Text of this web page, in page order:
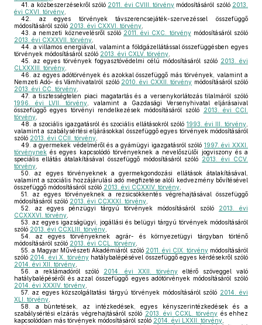
41. a közbeszerzésekről szóló 2011. évi CVIII. törvény módosításáról szóló 2013.
évi CXVI. törvény
42.
az egyes törvények távszerencsejáték-szervezéssel összefüggő
módosításáról szóló 2013. évi CXXVI. törvény
43.
a nemzeti köznevelésről szóló 2011. évi CXC. törvénymódosításáról szóló
2013. évi CXXXVII. törvény
44.
a villamos energiával, valamint a földgázellátással összefüggésben egyes
törvények módosításáról szóló 2013. évi CXLV. törvény
45.
az egyes törvények fogyasztóvédelmi célú módosításáról szóló 2013. évi
CLXXXIII. törvény
46.
az egyes adótörvények és azokkal összefüggő más törvények, valamint a
Nemzeti Adó- és Vámhivatalról szóló 2010. évi CXXII. törvény módosításáról szóló
2013. évi CC. törvény
47.
a tisztességtelen piaci magatartás és a versenykorlátozás tilalmáról szóló
1996. évi LVII. törvény , valamint a Gazdasági Versenyhivatal eljárásaival
összefüggő egyes törvényi rendelkezések módosításáról szóló
2013. évi CCI.
törvény
48.
a szociális igazgatásról és szociális ellátásokról szóló1993. évi III. törvény
valamint a szabálysértési eljárásokkal összefüggő egyes törvények módosításáról
szóló 2013. évi CCII. törvény
49.
a gyermekek védelméről és a gyámügyi igazgatásról szóló 1997. évi XXXI.
törvénynek és egyes kapcsolódó törvényeknek a nevelőszülői jogviszony és a
speciális ellátás átalakításával összefüggő módosításáról szóló 2013. évi CCV.
törvény
50.
az egyes törvényeknek a gyermekgondozási ellátások átalakításával,
valamint a szociális hozzájárulási adó megfizetése alóli kedvezmény bővítésével
összefüggő módosításáról szóló 2013. évi CCXXIV. törvény
51.
az egyes törvényeknek a rezsicsökkentés végrehajtásával összefüggő
módosításáról szóló 2013. évi CCXXXI. törvény
52.
az egyes pénzügyi tárgyú törvények módosításáról szóló 2013. évi
CCXXXVI. törvény
53.
az egyes igazságügyi, jogállási és belügyi tárgyú törvények módosításáról
szóló 2013. évi CCXLIII. törvény
54.
az egyes törvényeknek agrár- és környezetügyi tárgyban történő
módosításáról szóló 2013. évi CCL. törvény
55. a Magyar Művészeti Akadémiáról szóló 2011. évi CIX. törvénymódosításáról
szóló 2014. évi X. törvényhatálybalépésével összefüggő egyes kérdésekről szóló
2014. évi XII. törvény
56.
a reklámadóról szóló 2014. évi XXII. törvény eltérő szöveggel való
hatálybalépéséről és azzal összefüggő egyes adótörvények módosításáról szóló
2014. évi XXXIV. törvény
57.
az egyes közszolgáltatási tárgyú törvények módosításáról szóló 2014. évi
XLI. törvény
58.
a büntetések, az intézkedések, egyes kényszerintézkedések és a
szabálysértési elzárás végrehajtásáról szóló 2013. évi CCXL. törvény és ehhez
kapcsolódóan más törvények módosításáról szóló 2014. évi LXXII. törvény